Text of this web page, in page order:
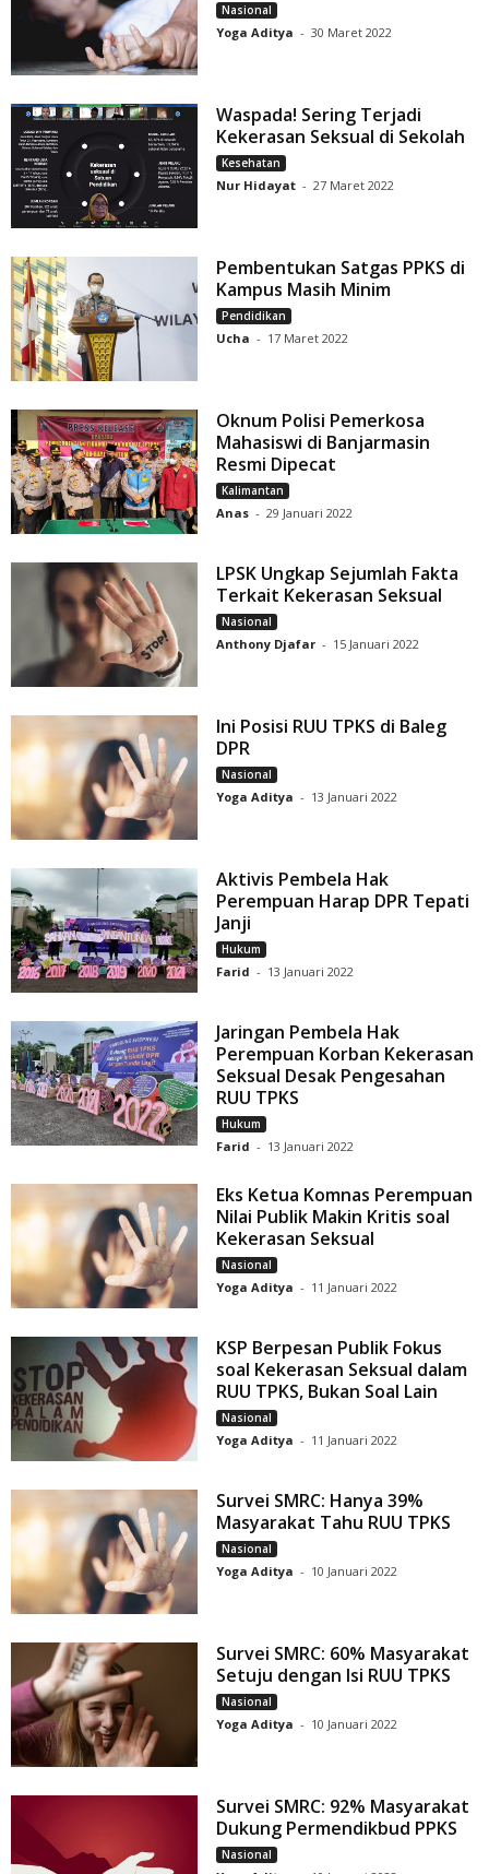
Nasional
Yoga Aditya - 30 Maret 2022
Waspada! Sering Terjadi
Kekerasan Seksual di Sekolah
Kesehatan
Nur Hidayat - 27 Maret 2022
Pembentukan Satgas PPKS di
Kampus Masih Minim
Pendidikan
Ucha - 17 Maret 2022
Oknum Polisi Pemerkosa
Mahasiswi di Banjarmasin
Resmi Dipecat
Kalimantan
Anas - 29 Januari 2022
LPSK Ungkap Sejumlah Fakta
Terkait Kekerasan Seksual
Nasional
Anthony Djafar - 15 Januari 2022
Ini Posisi RUU TPKS di Baleg
DPR
Nasional
Yoga Aditya - 13 Januari 2022
Aktivis Pembela Hak
Perempuan Harap DPR Tepati
Janji
Hukum
Farid - 13 Januari 2022
Jaringan Pembela Hak
Perempuan Korban Kekerasan
Seksual Desak Pengesahan
RUU TPKS
Hukum
Farid - 13 Januari 2022
Eks Ketua Komnas Perempuan
Nilai Publik Makin Kritis soal
Kekerasan Seksual
Nasional
Yoga Aditya - 11 Januari 2022
KSP Berpesan Publik Fokus
soal Kekerasan Seksual dalam
RUU TPKS, Bukan Soal Lain
Nasional
Yoga Aditya - 11 Januari 2022
Survei SMRC: Hanya 39%
Masyarakat Tahu RUU TPKS
Nasional
Yoga Aditya - 10 Januari 2022
Survei SMRC: 60% Masyarakat
Setuju dengan Isi RUU TPKS
Nasional
Yoga Aditya - 10 Januari 2022
Survei SMRC: 92% Masyarakat
Dukung Permendikbud PPKS
Nasional